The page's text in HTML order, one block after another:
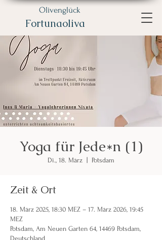
Olivenglück
Fortunaoliva
Yoga für Jede*n (1)
Di., 18. März Potsdam
Zeit & Ort
18. März 2025, 18:30 MEZ – 17. März 2026, 19:45
MEZ
Potsdam, Am Neuen Garten 64, 14469 Potsdam,
Deutschland